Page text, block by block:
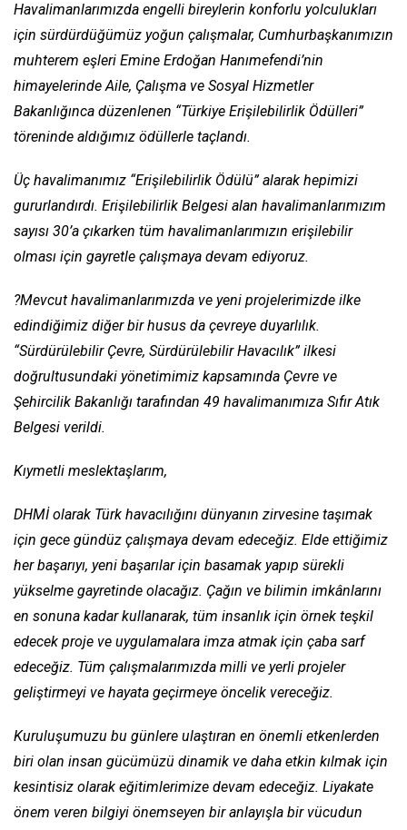
Havalimanlarımızda engelli bireylerin konforlu yolculukları
için sürdürdüğümüz yoğun çalışmalar, Cumhurbaşkanımızın
muhterem eşleri Emine Erdoğan Hanımefendi’nin
himayelerinde Aile, Çalışma ve Sosyal Hizmetler
Bakanlığınca düzenlenen “Türkiye Erişilebilirlik Ödülleri”
töreninde aldığımız ödüllerle taçlandı.
Üç havalimanımız “Erişilebilirlik Ödülü” alarak hepimizi
gururlandırdı. Erişilebilirlik Belgesi alan havalimanlarımızım
sayısı 30’a çıkarken tüm havalimanlarımızın erişilebilir
olması için gayretle çalışmaya devam ediyoruz.
?Mevcut havalimanlarımızda ve yeni projelerimizde ilke
edindiğimiz diğer bir husus da çevreye duyarlılık.
“Sürdürülebilir Çevre, Sürdürülebilir Havacılık” ilkesi
doğrultusundaki yönetimimiz kapsamında Çevre ve
Şehircilik Bakanlığı tarafından 49 havalimanımıza Sıfır Atık
Belgesi verildi.
Kıymetli meslektaşlarım,
DHMİ olarak Türk havacılığını dünyanın zirvesine taşımak
için gece gündüz çalışmaya devam edeceğiz. Elde ettiğimiz
her başarıyı, yeni başarılar için basamak yapıp sürekli
yükselme gayretinde olacağız. Çağın ve bilimin imkânlarını
en sonuna kadar kullanarak, tüm insanlık için örnek teşkil
edecek proje ve uygulamalara imza atmak için çaba sarf
edeceğiz. Tüm çalışmalarımızda milli ve yerli projeler
geliştirmeyi ve hayata geçirmeye öncelik vereceğiz.
Kuruluşumuzu bu günlere ulaştıran en önemli etkenlerden
biri olan insan gücümüzü dinamik ve daha etkin kılmak için
kesintisiz olarak eğitimlerimize devam edeceğiz. Liyakate
önem veren bilgiyi önemseyen bir anlayışla bir vücudun